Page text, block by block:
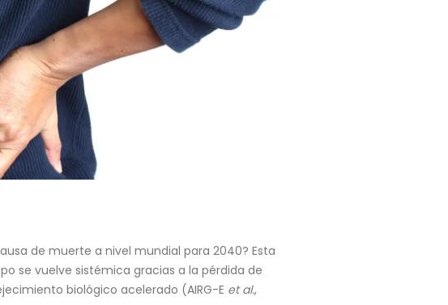
de muerte a nivel mundial para 2040? Esta
se vuelve sistémica gracias a la pérdida de
biológico acelerado (AIRG-E et al.,